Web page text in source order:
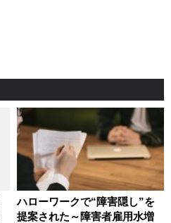
ハローワークで“障害隠し”を
提案された～障害者雇用水増